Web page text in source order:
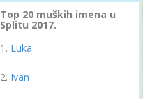
Top 20 muških imena u
Splitu 2017.
Luka
Ivan